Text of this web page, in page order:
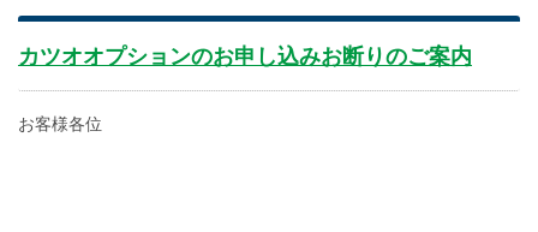
カツオオプションのお申し込みお断りのご案内
お客様各位